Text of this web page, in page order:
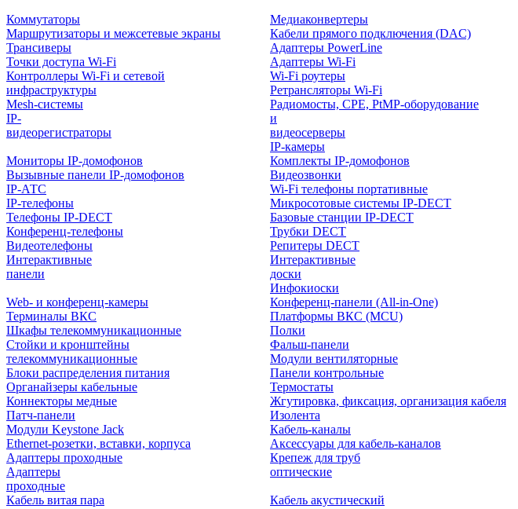
Коммутаторы
Маршрутизаторы и межсетевые экраны
Трансиверы
Медиаконвертеры
Кабели прямого подключения (DAC)
Адаптеры PowerLine
Точки доступа Wi-Fi
Контроллеры Wi-Fi и сетевой
инфраструктуры
Mesh-системы
Адаптеры Wi-Fi
Wi-Fi роутеры
Ретрансляторы Wi-Fi
Радиомосты, CPE, PtMP-оборудование
IP-
видеорегистраторы
и
видеосерверы
IP-камеры
Мониторы IP-домофонов
Вызывные панели IP-домофонов
Комплекты IP-домофонов
Видеозвонки
IP-АТС
IP-телефоны
Телефоны IP-DECT
Конференц-телефоны
Видеотелефоны
Wi-Fi телефоны портативные
Микросотовые системы IP-DECT
Базовые станции IP-DECT
Трубки DECT
Репитеры DECT
Интерактивные
панели
Интерактивные
доски
Инфокиоски
Web- и конференц-камеры
Терминалы ВКС
Конференц-панели (All-in-One)
Платформы ВКС (MCU)
Шкафы телекоммуникационные
Стойки и кронштейны
телекоммуникационные
Блоки распределения питания
Органайзеры кабельные
Полки
Фальш-панели
Модули вентиляторные
Панели контрольные
Термостаты
Коннекторы медные
Патч-панели
Модули Keystone Jack
Ethernet-розетки, вставки, корпуса
Адаптеры проходные
Жгутировка, фиксация, организация кабеля
Изолента
Кабель-каналы
Аксессуары для кабель-каналов
Крепеж для труб
Адаптеры
проходные
оптические
Кабель витая пара
Кабель акустический